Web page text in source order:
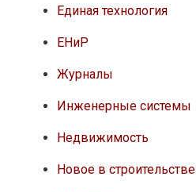
Единая технология
ЕНиР
Журналы
Инженерные системы
Недвижимость
Новое в строительстве